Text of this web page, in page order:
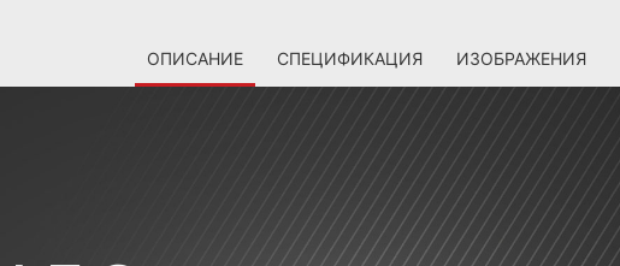
ОПИСАНИЕ СПЕЦИФИКАЦИЯ ИЗОБРАЖЕНИЯ